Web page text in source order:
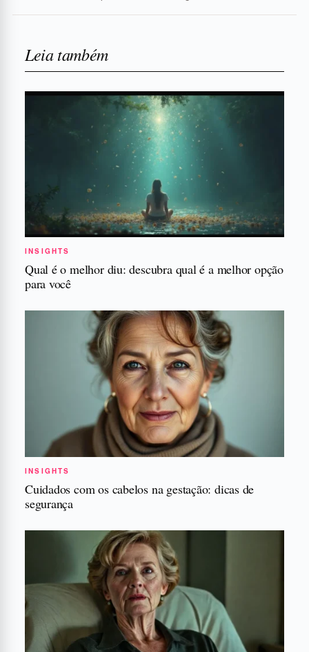
Leia também
INSIGHTS
Qual é o melhor diu: descubra qual é a melhor opção
para você
INSIGHTS
Cuidados com os cabelos na gestação: dicas de
segurança